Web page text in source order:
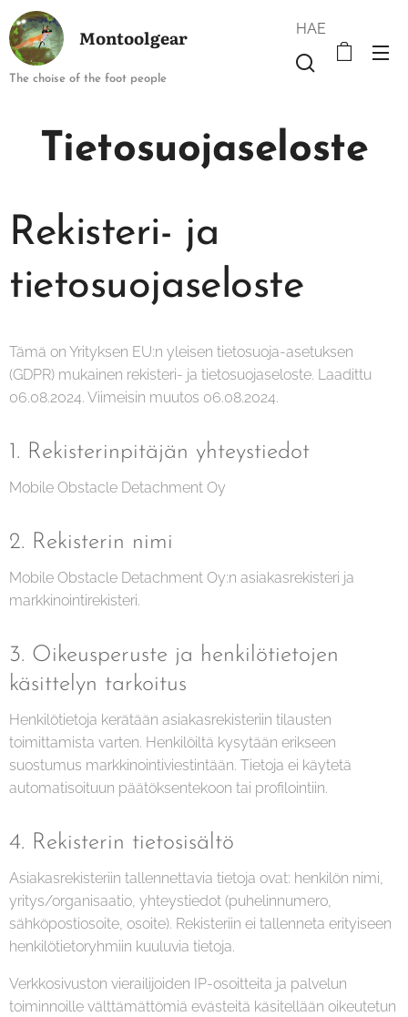
Montoolgear
The choise of the foot people
HAE
Tietosuojaseloste
Rekisteri- ja
tietosuojaseloste
Tämä on Yrityksen EU:n yleisen tietosuoja-asetuksen
(GDPR) mukainen rekisteri- ja tietosuojaseloste. Laadittu
06.08.2024. Viimeisin muutos 06.08.2024.
1. Rekisterinpitäjän yhteystiedot
Mobile Obstacle Detachment Oy
2. Rekisterin nimi
Mobile Obstacle Detachment Oy:n asiakasrekisteri ja
markkinointirekisteri.
3. Oikeusperuste ja henkilötietojen
käsittelyn tarkoitus
Henkilötietoja kerätään asiakasrekisteriin tilausten
toimittamista varten. Henkilöiltä kysytään erikseen
suostumus markkinointiviestintään. Tietoja ei käytetä
automatisoituun päätöksentekoon tai profilointiin.
4. Rekisterin tietosisältö
Asiakasrekisteriin tallennettavia tietoja ovat: henkilön nimi,
yritys/organisaatio, yhteystiedot (puhelinnumero,
sähköpostiosoite, osoite). Rekisteriin ei tallenneta erityiseen
henkilötietoryhmiin kuuluvia tietoja.
Verkkosivuston vierailijoiden IP-osoitteita ja palvelun
toiminnoille välttämättömiä evästeitä käsitellään oikeutetun